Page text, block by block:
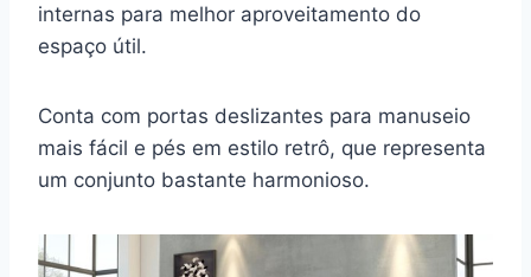
internas para melhor aproveitamento do
espaço útil.
Conta com portas deslizantes para manuseio
mais fácil e pés em estilo retrô, que representa
um conjunto bastante harmonioso.